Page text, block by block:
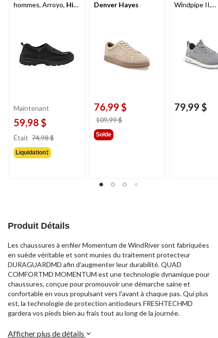
hommes, Arroyo, Hi-
Maintenant
59,98 $
Était 74,98 $
Liquidation‡
Denver Hayes
76,99 $
109,99 $
Solde
Windpipe II,
79,99 $
Produit Détails
Les chaussures à enfiler Momentum de WindRiver sont fabriquées
en suède véritable et sont munies du traitement protecteur
DURAGUARDMD afin d'augmenter leur durabilité. QUAD
COMFORTMD MOMENTUM est une technologie dynamique pour
chaussures, conçue pour promouvoir une démarche saine et
confortable en vous propulsant vers l'avant à chaque pas. Qui plus
est, la technologie de protection antiodeurs FRESHTECHMD
gardera vos pieds bien au frais tout au long de la journée.
Afficher plus de détails